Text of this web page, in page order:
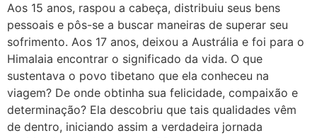
Aos 15 anos, raspou a cabeça, distribuiu seus bens
pessoais e pôs-se a buscar maneiras de superar seu
sofrimento. Aos 17 anos, deixou a Austrália e foi para o
Himalaia encontrar o significado da vida. O que
sustentava o povo tibetano que ela conheceu na
viagem? De onde obtinha sua felicidade, compaixão e
determinação? Ela descobriu que tais qualidades vêm
de dentro, iniciando assim a verdadeira jornada